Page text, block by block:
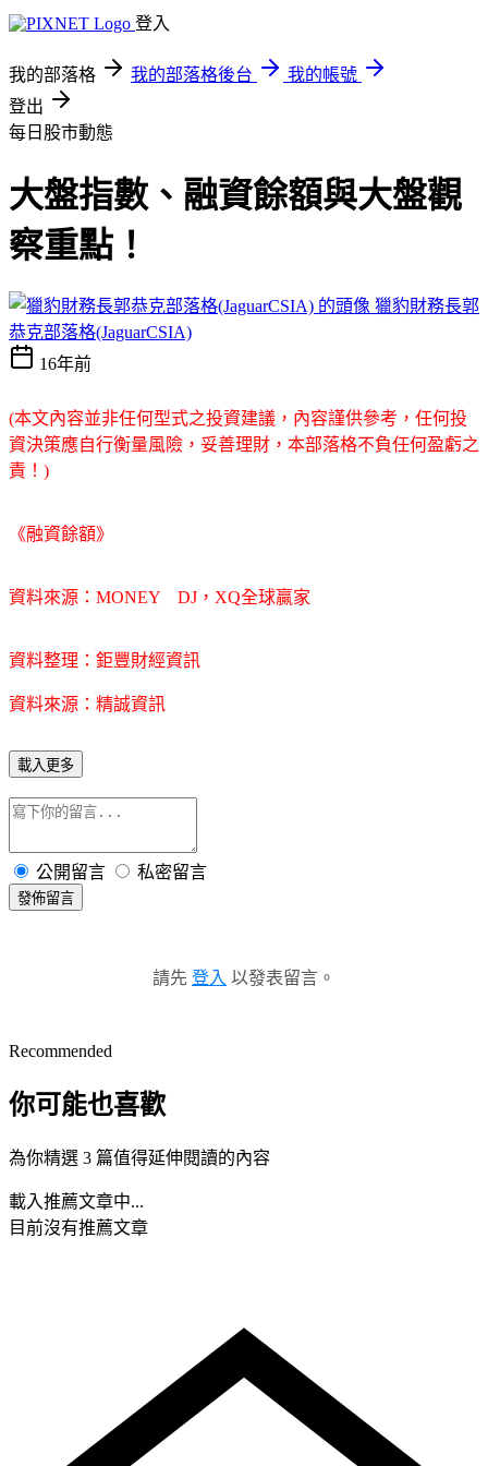
登入
我的部落格 我的部落格後台
我的帳號
登出
每日股市動態
大盤指數、融資餘額與大盤觀
察重點！
獵豹財務長郭
恭克部落格(JaguarCSIA)
16年前
(本文內容並非任何型式之投資建議，內容謹供參考，任何投
資決策應自行衡量風險，妥善理財，本部落格不負任何盈虧之
責！)
《融資餘額》
資料來源：MONEY DJ，XQ全球贏家
資料整理：鉅豐財經資訊
資料來源：精誠資訊
載入更多
公開留言 私密留言
發佈留言
請先 登入 以發表留言。
Recommended
你可能也喜歡
為你精選 3 篇值得延伸閱讀的內容
載入推薦文章中...
目前沒有推薦文章